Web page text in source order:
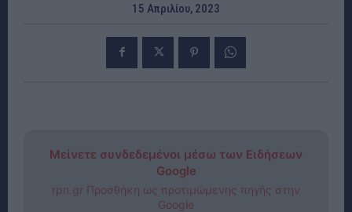
15 Απριλίου, 2023
Μείνετε συνδεδεμένοι μέσω των Ειδήσεων
Google
rpn.gr Προσθήκη ως προτιμώμενης πηγής στην
Google